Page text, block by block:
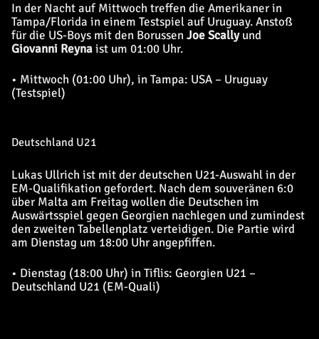
In der Nacht auf Mittwoch treffen die Amerikaner in
Tampa/Florida in einem Testspiel auf Uruguay. Anstoß
für die US-Boys mit den BorussenJoe Scallyund
Giovanni Reynaist um 01:00 Uhr.
• Mittwoch (01:00 Uhr), in Tampa: USA – Uruguay
(Testspiel)
Deutschland U21
Lukas Ullrich ist mit der deutschen U21-Auswahl in der
EM-Qualifikation gefordert. Nach dem souveränen 6:0
über Malta am Freitag wollen die Deutschen im
Auswärtsspiel gegen Georgien nachlegen und zumindest
den zweiten Tabellenplatz verteidigen. Die Partie wird
am Dienstag um 18:00 Uhr angepfiffen.
• Dienstag (18:00 Uhr) in Tiflis: Georgien U21 –
Deutschland U21 (EM-Quali)